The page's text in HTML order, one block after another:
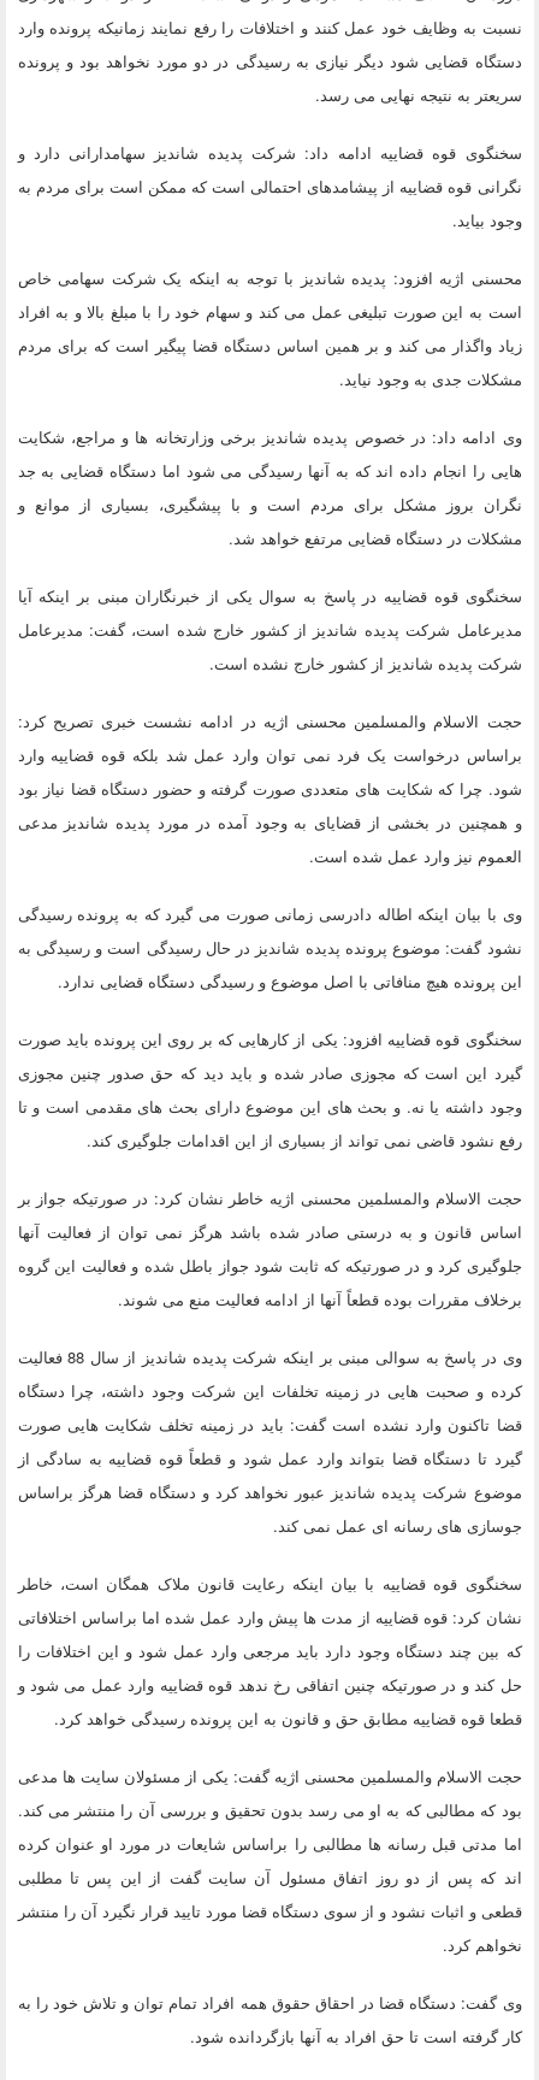
نسبت به وظایف خود عمل کنند و اختلافات را رفع نمایند زمانیکه پرونده وارد
دستگاه قضایی شود دیگر نیازی به رسیدگی در دو مورد نخواهد بود و پرونده
سریعتر به نتیجه نهایی می رسد.
سخنگوی قوه قضاییه ادامه داد: شرکت پدیده شاندیز سهامدارانی دارد و
نگرانی قوه قضاییه از پیشامدهای احتمالی است که ممکن است برای مردم به
وجود بیاید.
محسنی اژیه افزود: پدیده شاندیز با توجه به اینکه یک شرکت سهامی خاص
است به این صورت تبلیغی عمل می کند و سهام خود را با مبلغ بالا و به افراد
زیاد واگذار می کند و بر همین اساس دستگاه قضا پیگیر است که برای مردم
مشکلات جدی به وجود نیاید.
وی ادامه داد: در خصوص پدیده شاندیز برخی وزارتخانه ها و مراجع، شکایت
هایی را انجام داده اند که به آنها رسیدگی می شود اما دستگاه قضایی به جد
نگران بروز مشکل برای مردم است و با پیشگیری، بسیاری از موانع و
مشکلات در دستگاه قضایی مرتفع خواهد شد.
سخنگوی قوه قضاییه در پاسخ به سوال یکی از خبرنگاران مبنی بر اینکه آیا
مدیرعامل شرکت پدیده شاندیز از کشور خارج شده است، گفت: مدیرعامل
شرکت پدیده شاندیز از کشور خارج نشده است.
حجت الاسلام والمسلمین محسنی اژیه در ادامه نشست خبری تصریح کرد:
براساس درخواست یک فرد نمی توان وارد عمل شد بلکه قوه قضاییه وارد
شود. چرا که شکایت های متعددی صورت گرفته و حضور دستگاه قضا نیاز بود
و همچنین در بخشی از قضایای به وجود آمده در مورد پدیده شاندیز مدعی
العموم نیز وارد عمل شده است.
وی با بیان اینکه اطاله دادرسی زمانی صورت می گیرد که به پرونده رسیدگی
نشود گفت: موضوع پرونده پدیده شاندیز در حال رسیدگی است و رسیدگی به
این پرونده هیچ منافاتی با اصل موضوع و رسیدگی دستگاه قضایی ندارد.
سخنگوی قوه قضاییه افزود: یکی از کارهایی که بر روی این پرونده باید صورت
گیرد این است که مجوزی صادر شده و باید دید که حق صدور چنین مجوزی
وجود داشته یا نه. و بحث های این موضوع دارای بحث های مقدمی است و تا
رفع نشود قاضی نمی تواند از بسیاری از این اقدامات جلوگیری کند.
حجت الاسلام والمسلمین محسنی اژیه خاطر نشان کرد: در صورتیکه جواز بر
اساس قانون و به درستی صادر شده باشد هرگز نمی توان از فعالیت آنها
جلوگیری کرد و در صورتیکه که ثابت شود جواز باطل شده و فعالیت این گروه
برخلاف مقررات بوده قطعاً آنها از ادامه فعالیت منع می شوند.
وی در پاسخ به سوالی مبنی بر اینکه شرکت پدیده شاندیز از سال 88 فعالیت
کرده و صحبت هایی در زمینه تخلفات این شرکت وجود داشته، چرا دستگاه
قضا تاکنون وارد نشده است گفت: باید در زمینه تخلف شکایت هایی صورت
گیرد تا دستگاه قضا بتواند وارد عمل شود و قطعاً قوه قضاییه به سادگی از
موضوع شرکت پدیده شاندیز عبور نخواهد کرد و دستگاه قضا هرگز براساس
جوسازی های رسانه ای عمل نمی کند.
سخنگوی قوه قضاییه با بیان اینکه رعایت قانون ملاک همگان است، خاطر
نشان کرد: قوه قضاییه از مدت ها پیش وارد عمل شده اما براساس اختلافاتی
که بین چند دستگاه وجود دارد باید مرجعی وارد عمل شود و این اختلافات را
حل کند و در صورتیکه چنین اتفاقی رخ ندهد قوه قضاییه وارد عمل می شود و
قطعا قوه قضاییه مطابق حق و قانون به این پرونده رسیدگی خواهد کرد.
حجت الاسلام والمسلمین محسنی اژیه گفت: یکی از مسئولان سایت ها مدعی
بود که مطالبی که به او می رسد بدون تحقیق و بررسی آن را منتشر می کند.
اما مدتی قبل رسانه ها مطالبی را براساس شایعات در مورد او عنوان کرده
اند که پس از دو روز اتفاق مسئول آن سایت گفت از این پس تا مطلبی
قطعی و اثبات نشود و از سوی دستگاه قضا مورد تایید قرار نگیرد آن را منتشر
نخواهم کرد.
وی گفت: دستگاه قضا در احقاق حقوق همه افراد تمام توان و تلاش خود را به
کار گرفته است تا حق افراد به آنها بازگردانده شود.